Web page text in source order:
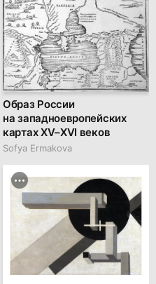
Образ России
на западноевропейских
картах XV–XVI веков
Sofya Ermakova